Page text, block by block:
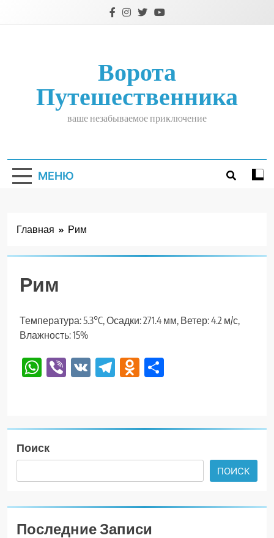
Ворота
Путешественника
ваше незабываемое приключение
МЕНЮ
Главная Рим
Рим
Температура: 5.3°C, Осадки: 271.4 мм, Ветер: 4.2 м/с,
Влажность: 15%
WhatsApp
Viber
VK TelegramOdnoklassniki
Поиск
ПОИСК
Последние Записи